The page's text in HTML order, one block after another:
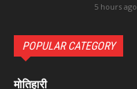
5 hours ago
POPULAR CATEGORY
मोतिहारी